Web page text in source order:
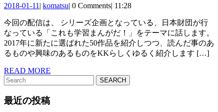
界
と
健
回
学
習
マ
ン
ガ
あ
2018-01-11 2018-
11
| komatsukomatsu
| 0 Comments| 11:28
今回の配信は、 シリーズ企画となっている、日本財団が行
なっている「これも学習まんがだ！」をテーマに話します。
2017年に新たに選ばれた50作品を紹介しつつ、読んだ事のあ
るものや興味のあるものをKKらしくゆるく紹介します […]
READ MORE
Search
for:
最近の投稿